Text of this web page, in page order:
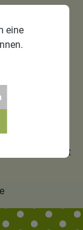
zzgl.
wenn nicht
eine